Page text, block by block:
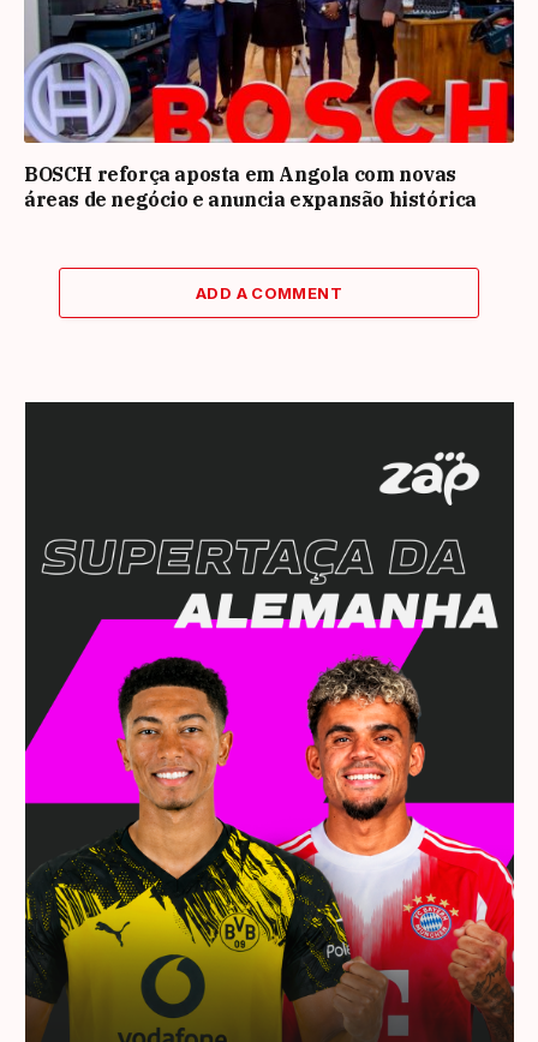
BOSCH reforça aposta em Angola com novas
áreas de negócio e anuncia expansão histórica
ADD A COMMENT